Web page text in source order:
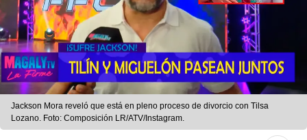
Jackson Mora reveló que está en pleno proceso de divorcio con Tilsa
Lozano. Foto: Composición LR/ATV/Instagram.